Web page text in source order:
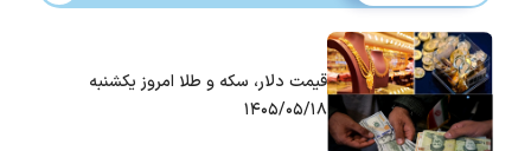
قیمت دلار، سکه و طلا امروز یکشنبه
۱۴۰۵/۰۵/۱۸